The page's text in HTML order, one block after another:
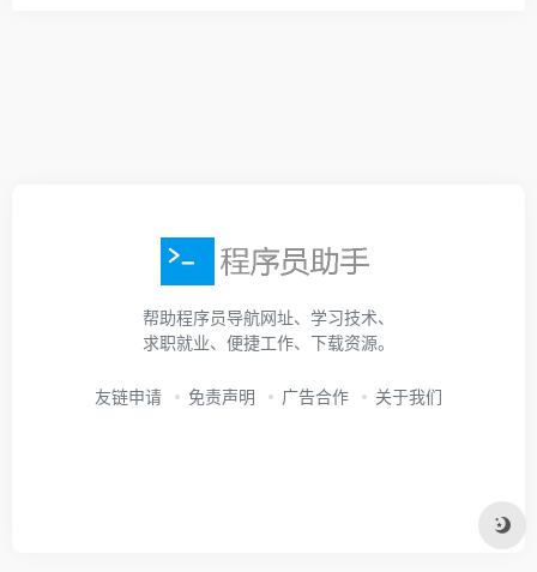
帮助程序员导航网址、学习技术、
求职就业、便捷工作、下载资源。
友链申请 免责声明 广告合作 关于我们